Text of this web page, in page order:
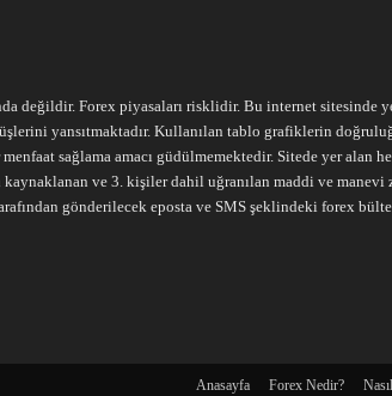
değildir. Forex piyasaları risklidir. Bu internet
yansıtmaktadır. Kullanılan tablo grafiklerin
sağlama amacı güdülmemektedir. Sitede yer alan
ve 3. kişiler dahil uğranılan maddi ve manevi
gönderilecek eposta ve SMS şeklindeki forex
Anasayfa Forex Nedir?